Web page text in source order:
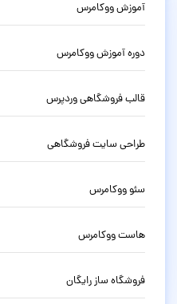
آموزش ووکامرس
دوره آموزش ووکامرس
قالب فروشگاهی وردپرس
طراحی سایت فروشگاهی
سئو ووکامرس
هاست ووکامرس
فروشگاه ساز رایگان